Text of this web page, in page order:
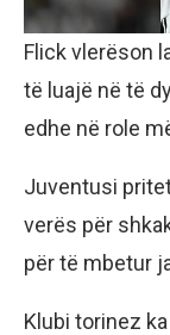
Flick vlerëson
të luajë në të
edhe në role
Juventusi
verës për
për të mbetur
Klubi torinez